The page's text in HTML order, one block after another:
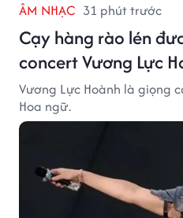
ÂM NHẠC 31 phút trước
Cạy hàng rào lén
concert Vương Lực
Vương Lực Hoành là giọng
Hoa ngữ.